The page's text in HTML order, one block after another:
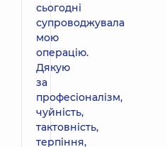
сьогодні
супроводжувала
мою
операцію.
Дякую
за
професіоналізм,
чуйність,
тактовність,
терпіння,